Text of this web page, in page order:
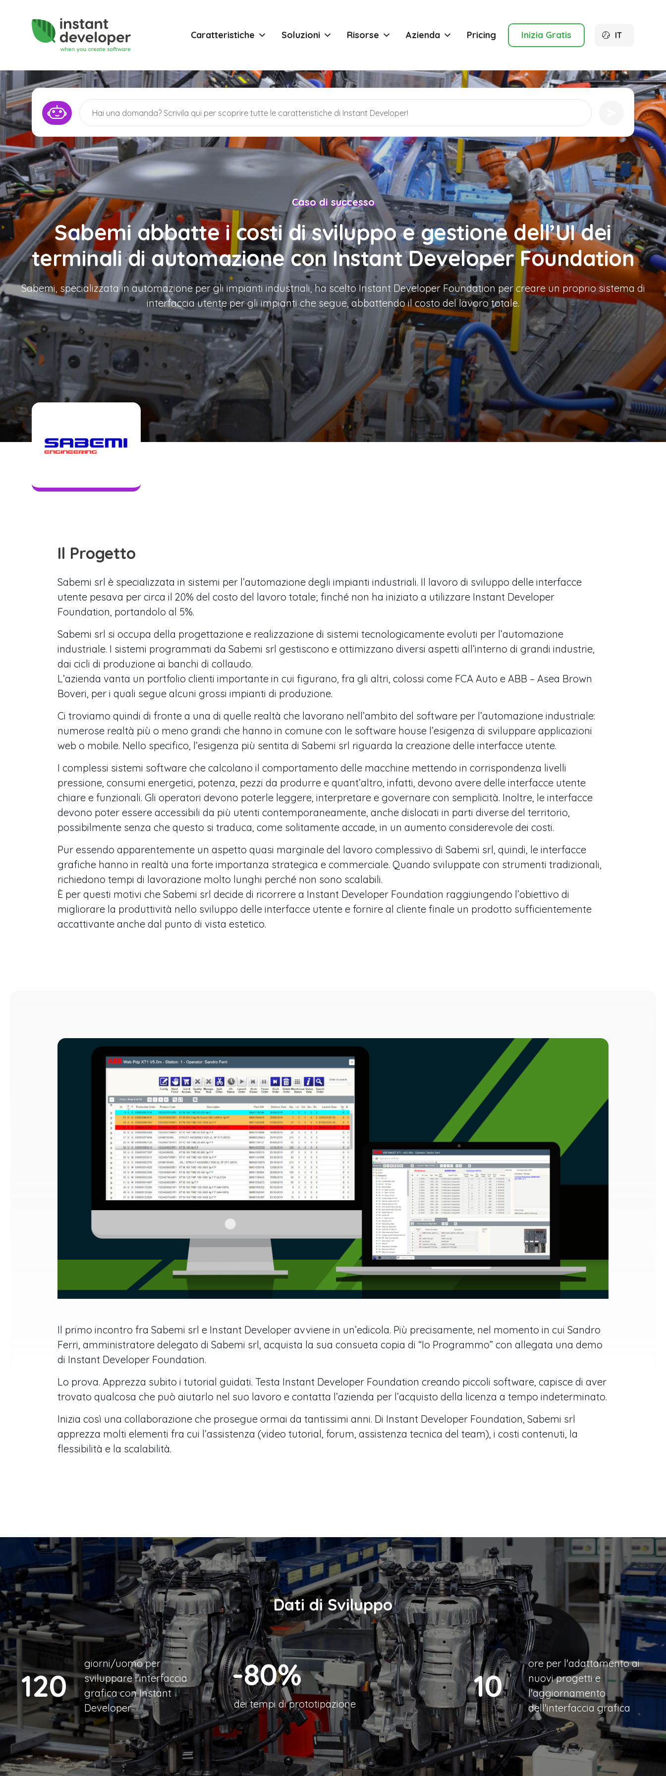
Caratteristiche Soluzioni Risorse Azienda Pricing Inizia Gratis IT
Caso di successo
Sabemi abbatte i costi di sviluppo e gestione dell’UI dei
terminali di automazione con Instant Developer Foundation
Sabemi, specializzata in automazione per gli impianti industriali, ha scelto Instant Developer Foundation per creare un proprio sistema di
interfaccia utente per gli impianti che segue, abbattendo il costo del lavoro totale.
Il Progetto
Sabemi srl è specializzata in sistemi per l’automazione degli impianti industriali. Il lavoro di sviluppo delle interfacce
utente pesava per circa il 20% del costo del lavoro totale; finché non ha iniziato a utilizzare Instant Developer
Foundation, portandolo al 5%.
Sabemi srl si occupa della progettazione e realizzazione di sistemi tecnologicamente evoluti per l’automazione
industriale. I sistemi programmati da Sabemi srl gestiscono e ottimizzano diversi aspetti all’interno di grandi industrie,
dai cicli di produzione ai banchi di collaudo.
L’azienda vanta un portfolio clienti importante in cui figurano, fra gli altri, colossi come FCA Auto e ABB – Asea Brown
Boveri, per i quali segue alcuni grossi impianti di produzione.
Ci troviamo quindi di fronte a una di quelle realtà che lavorano nell’ambito del software per l’automazione industriale:
numerose realtà più o meno grandi che hanno in comune con le software house l’esigenza di sviluppare applicazioni
web o mobile. Nello specifico, l’esigenza più sentita di Sabemi srl riguarda la creazione delle interfacce utente.
I complessi sistemi software che calcolano il comportamento delle macchine mettendo in corrispondenza livelli
pressione, consumi energetici, potenza, pezzi da produrre e quant’altro, infatti, devono avere delle interfacce utente
chiare e funzionali. Gli operatori devono poterle leggere, interpretare e governare con semplicità. Inoltre, le interfacce
devono poter essere accessibili da più utenti contemporaneamente, anche dislocati in parti diverse del territorio,
possibilmente senza che questo si traduca, come solitamente accade, in un aumento considerevole dei costi.
Pur essendo apparentemente un aspetto quasi marginale del lavoro complessivo di Sabemi srl, quindi, le interfacce
grafiche hanno in realtà una forte importanza strategica e commerciale. Quando sviluppate con strumenti tradizionali,
richiedono tempi di lavorazione molto lunghi perché non sono scalabili.
È per questi motivi che Sabemi srl decide di ricorrere a Instant Developer Foundation raggiungendo l’obiettivo di
migliorare la produttività nello sviluppo delle interfacce utente e fornire al cliente finale un prodotto sufficientemente
accattivante anche dal punto di vista estetico.
Il primo incontro fra Sabemi srl e Instant Developer avviene in un’edicola. Più precisamente, nel momento in cui Sandro
Ferri, amministratore delegato di Sabemi srl, acquista la sua consueta copia di “Io Programmo” con allegata una demo
di Instant Developer Foundation.
Lo prova. Apprezza subito i tutorial guidati. Testa Instant Developer Foundation creando piccoli software, capisce di aver
trovato qualcosa che può aiutarlo nel suo lavoro e contatta l’azienda per l’acquisto della licenza a tempo indeterminato.
Inizia così una collaborazione che prosegue ormai da tantissimi anni. Di Instant Developer Foundation, Sabemi srl
apprezza molti elementi fra cui l’assistenza (video tutorial, forum, assistenza tecnica del team), i costi contenuti, la
flessibilità e la scalabilità.
Dati di Sviluppo
120
giorni/uomo per
sviluppare l'interfaccia
grafica con Instant
Developer
-80%
dei tempi di prototipazione 10
ore per l'adattamento ai
nuovi progetti e
l'aggiornamento
dell'interfaccia grafica